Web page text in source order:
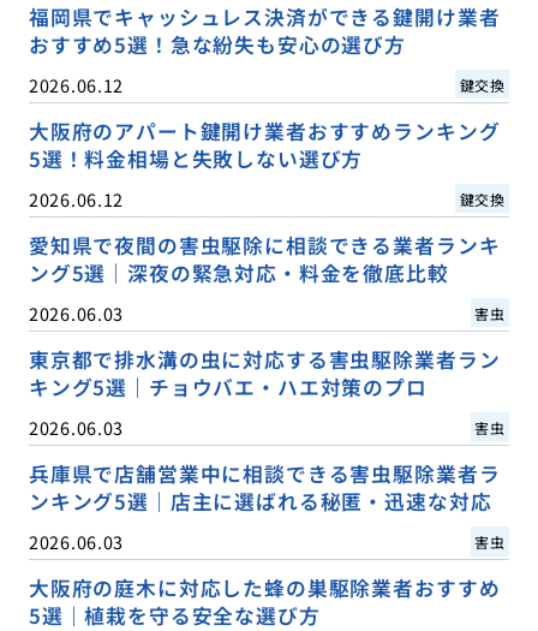
福岡県でキャッシュレス決済ができる鍵開け業者
おすすめ5選！急な紛失も安心の選び方
2026.06.12 鍵交換
大阪府のアパート鍵開け業者おすすめランキング
5選！料金相場と失敗しない選び方
2026.06.12 鍵交換
愛知県で夜間の害虫駆除に相談できる業者ランキ
ング5選｜深夜の緊急対応・料金を徹底比較
2026.06.03 害虫
東京都で排水溝の虫に対応する害虫駆除業者ラン
キング5選｜チョウバエ・ハエ対策のプロ
2026.06.03 害虫
兵庫県で店舗営業中に相談できる害虫駆除業者ラ
ンキング5選｜店主に選ばれる秘匿・迅速な対応
2026.06.03 害虫
大阪府の庭木に対応した蜂の巣駆除業者おすすめ
5選｜植栽を守る安全な選び方